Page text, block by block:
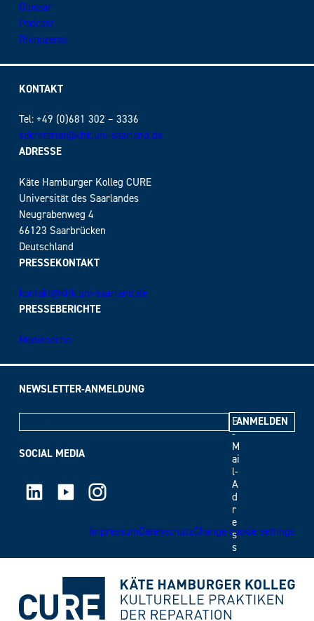
Glossar
Podcast
Rhinozeros
KONTAKT
Tel: +49 (0)681 302 – 3336
sekretariat@khk.uni-saarland.de
ADRESSE
Käte Hamburger Kolleg CURE
Universität des Saarlandes
Neugrabenweg 4
66123 Saarbrücken
Deutschland
PRESSEKONTAKT
kontakt@khk.uni-saarland.de
PRESSEBERICHTE
Medienecho
NEWSLETTER-ANMELDUNG
E
-
M
ai
l-
A
d
r
e
s
s
e
SOCIAL MEDIA
LinkedIn Youtube Instagram
ImpressumDatenschutzChange cookie settings